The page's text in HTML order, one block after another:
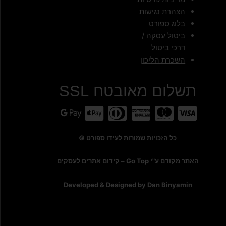
הצהרת נגישות
בלוג ספורט
ביטול עסקה /
דרכי ביטול
השכרת הליכון
תשלום מאובטח SSL
כל הזכויות שמורות לעידו ספורט ©
האתר מקודם ע"י Go Top – קידום אתרים לעסקים
Developed & Designed by Dan Binyamin